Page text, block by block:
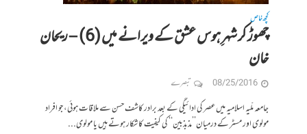
کچھ خاص
چھوڑ کر شہرِ ہوس عشق کے ویرانے میں (6) – ریحان
خان
08/25/2016 تبصرے
جامعہ ملّیہ اسلامیہ میں عصر کی ادائیگی کے بعد برادر کاشف حسن سے ملاقات ہوئی، جو افراد
مولوی اور مسٹر کے درمیان’’مذبذبین‘‘ کی کیفیت کا شکار ہوتے ہیں یا مولوی...